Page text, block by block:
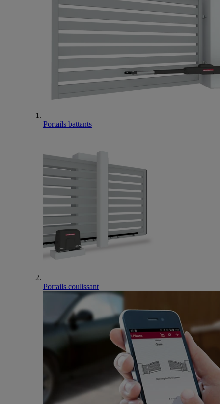
Portails battants
Portails coulissant